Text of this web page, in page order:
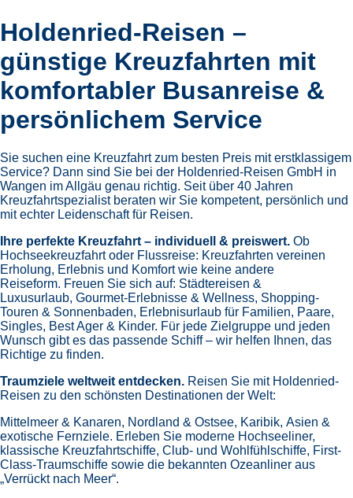
Holdenried-Reisen –
günstige Kreuzfahrten mit
komfortabler Busanreise &
persönlichem Service
Sie suchen eine Kreuzfahrt zum besten Preis mit erstklassigem
Service? Dann sind Sie bei der Holdenried-Reisen GmbH in
Wangen im Allgäu genau richtig. Seit über 40 Jahren
Kreuzfahrtspezialist beraten wir Sie kompetent, persönlich und
mit echter Leidenschaft für Reisen.
Ihre perfekte Kreuzfahrt – individuell & preiswert. Ob
Hochseekreuzfahrt oder Flussreise: Kreuzfahrten vereinen
Erholung, Erlebnis und Komfort wie keine andere
Reiseform. Freuen Sie sich auf: Städtereisen &
Luxusurlaub, Gourmet-Erlebnisse & Wellness, Shopping-
Touren & Sonnenbaden, Erlebnisurlaub für Familien, Paare,
Singles, Best Ager & Kinder. Für jede Zielgruppe und jeden
Wunsch gibt es das passende Schiff – wir helfen Ihnen, das
Richtige zu finden.
Traumziele weltweit entdecken. Reisen Sie mit Holdenried-
Reisen zu den schönsten Destinationen der Welt:
Mittelmeer & Kanaren, Nordland & Ostsee, Karibik, Asien &
exotische Fernziele. Erleben Sie moderne Hochseeliner,
klassische Kreuzfahrtschiffe, Club- und Wohlfühlschiffe, First-
Class-Traumschiffe sowie die bekannten Ozeanliner aus
„Verrückt nach Meer“.